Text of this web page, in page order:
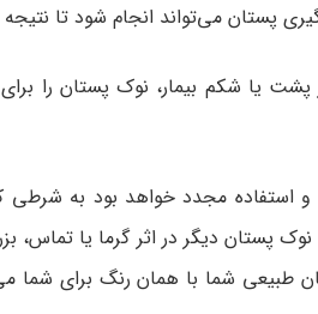
پستان می‌تواند انجام شود تا
پشت یا شکم بیمار، نوک پستان را
و استفاده مجدد خواهد بود به
پستان دیگر در اثر گرما یا
شما با همان رنگ برای شما